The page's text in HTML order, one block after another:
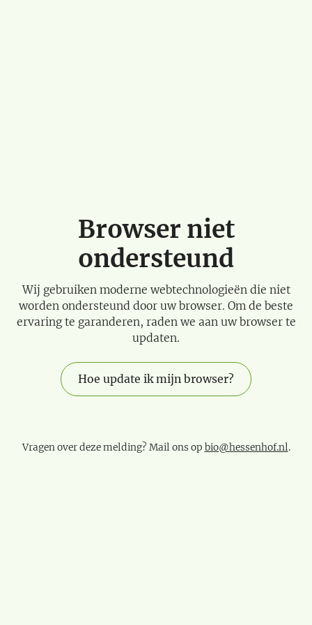
Browser niet
ondersteund
Wij gebruiken moderne webtechnologieën die niet
worden ondersteund door uw browser. Om de beste
ervaring te garanderen, raden we aan uw browser te
updaten.
Hoe update ik mijn browser?
Vragen over deze melding? Mail ons op bio@hessenhof.nl.